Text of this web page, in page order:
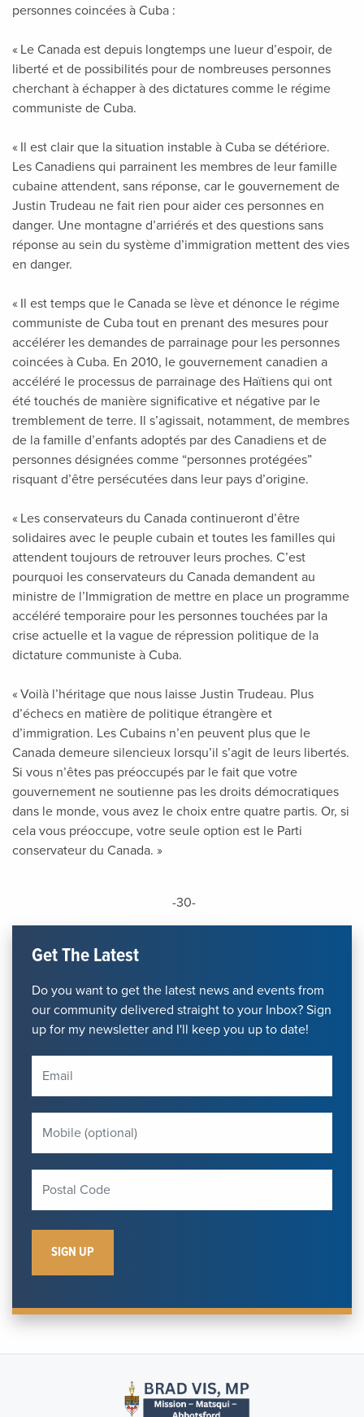
personnes coincées à Cuba :
« Le Canada est depuis longtemps une lueur d’espoir, de
liberté et de possibilités pour de nombreuses personnes
cherchant à échapper à des dictatures comme le régime
communiste de Cuba.
« Il est clair que la situation instable à Cuba se détériore.
Les Canadiens qui parrainent les membres de leur famille
cubaine attendent, sans réponse, car le gouvernement de
Justin Trudeau ne fait rien pour aider ces personnes en
danger. Une montagne d’arriérés et des questions sans
réponse au sein du système d’immigration mettent des vies
en danger.
« Il est temps que le Canada se lève et dénonce le régime
communiste de Cuba tout en prenant des mesures pour
accélérer les demandes de parrainage pour les personnes
coincées à Cuba. En 2010, le gouvernement canadien a
accéléré le processus de parrainage des Haïtiens qui ont
été touchés de manière significative et négative par le
tremblement de terre. Il s’agissait, notamment, de membres
de la famille d’enfants adoptés par des Canadiens et de
personnes désignées comme “personnes protégées”
risquant d’être persécutées dans leur pays d’origine.
« Les conservateurs du Canada continueront d’être
solidaires avec le peuple cubain et toutes les familles qui
attendent toujours de retrouver leurs proches. C’est
pourquoi les conservateurs du Canada demandent au
ministre de l’Immigration de mettre en place un programme
accéléré temporaire pour les personnes touchées par la
crise actuelle et la vague de répression politique de la
dictature communiste à Cuba.
« Voilà l’héritage que nous laisse Justin Trudeau. Plus
d’échecs en matière de politique étrangère et
d’immigration. Les Cubains n’en peuvent plus que le
Canada demeure silencieux lorsqu’il s’agit de leurs libertés.
Si vous n’êtes pas préoccupés par le fait que votre
gouvernement ne soutienne pas les droits démocratiques
dans le monde, vous avez le choix entre quatre partis. Or, si
cela vous préoccupe, votre seule option est le Parti
conservateur du Canada. »
-30-
Get The Latest
Do you want to get the latest news and events from
our community delivered straight to your Inbox? Sign
up for my newsletter and I'll keep you up to date!